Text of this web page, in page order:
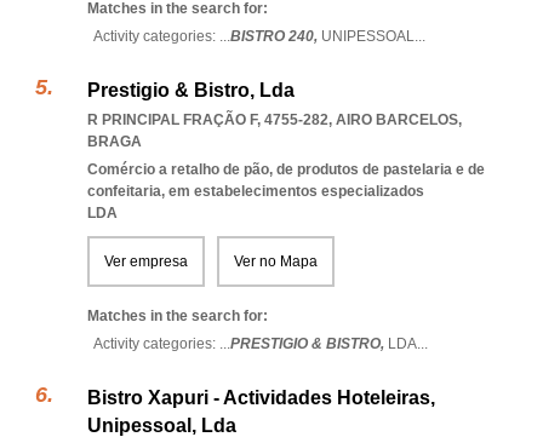
Matches in the search for:
Activity categories: ...BISTRO 240, UNIPESSOAL...
Prestigio & Bistro, Lda
R PRINCIPAL FRAÇÃO F, 4755-282, AIRO BARCELOS,
BRAGA
Comércio a retalho de pão, de produtos de pastelaria e de
confeitaria, em estabelecimentos especializados
LDA
Ver empresa Ver no Mapa
Matches in the search for:
Activity categories: ...PRESTIGIO & BISTRO, LDA...
Bistro Xapuri - Actividades Hoteleiras,
Unipessoal, Lda